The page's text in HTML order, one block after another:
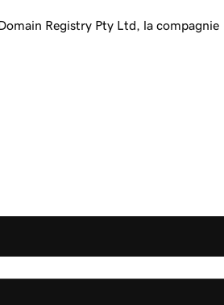
Registry Pty Ltd, la compagnie